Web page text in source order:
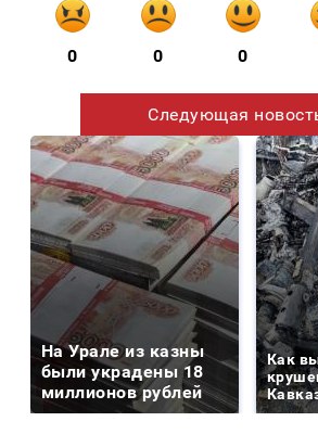
0 0 0
Следующая
На Урале из казны
были украдены 18
миллионов рублей
Как